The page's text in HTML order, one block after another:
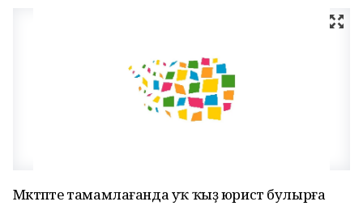
Мәктәпте тамамлағанда уҡ ҡыҙ юрист булырға